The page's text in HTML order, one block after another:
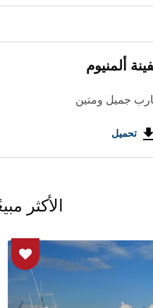
ألمنيوم
جميل ومتين
تحميل
الأكثر